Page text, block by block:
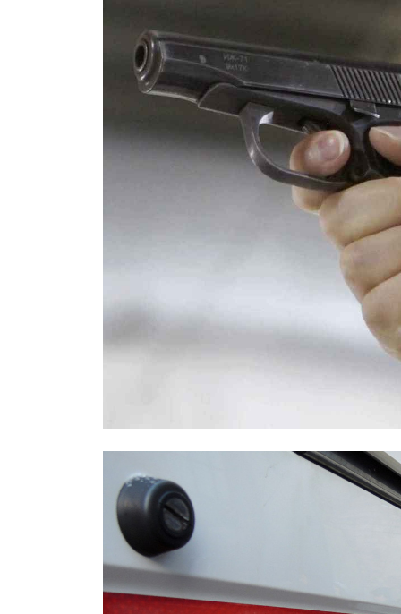
Правоохранители назвали
Москве: был конфликтным